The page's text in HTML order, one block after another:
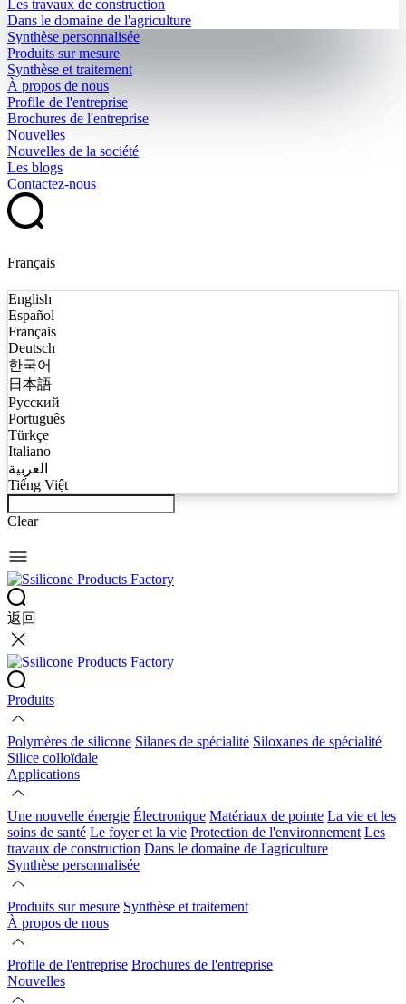
Les travaux de construction
Dans le domaine de l'agriculture
Synthèse personnalisée
Produits sur mesure
Synthèse et traitement
À propos de nous
Profile de l'entreprise
Brochures de l'entreprise
Nouvelles
Nouvelles de la société
Les blogs
Contactez-nous
Français
English
Español
Français
Deutsch
한국어
日本語
Русский
Português
Türkçe
Italiano
العربية
Tiếng Việt
Clear
返回
Produits
Polymères de silicone Silanes de spécialité Siloxanes de spécialité
Silice colloïdale
Applications
Une nouvelle énergie Électronique Matériaux de pointe La vie et les
soins de santé Le foyer et la vie Protection de l'environnement Les
travaux de construction Dans le domaine de l'agriculture
Synthèse personnalisée
Produits sur mesure Synthèse et traitement
À propos de nous
Profile de l'entreprise Brochures de l'entreprise
Nouvelles